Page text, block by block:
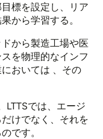
標を設定し、リア
から学習する。
から製造工場や医
を物理的なインフ
おいては 、その
LTTSでは、エージ
けでなく、それを
です。